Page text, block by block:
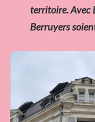
territoire. Avec
Berruyers